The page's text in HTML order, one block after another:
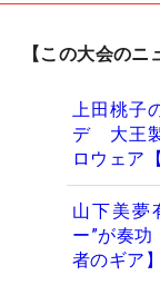
【この大会のニ
上田桃子
デ 大王
ロウェア
山下美夢
ー”が奏
者のギア】